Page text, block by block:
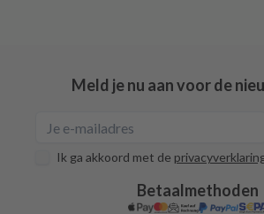
Meld je nu aan voor de
Ik ga akkoord met de
Betaalmethoden